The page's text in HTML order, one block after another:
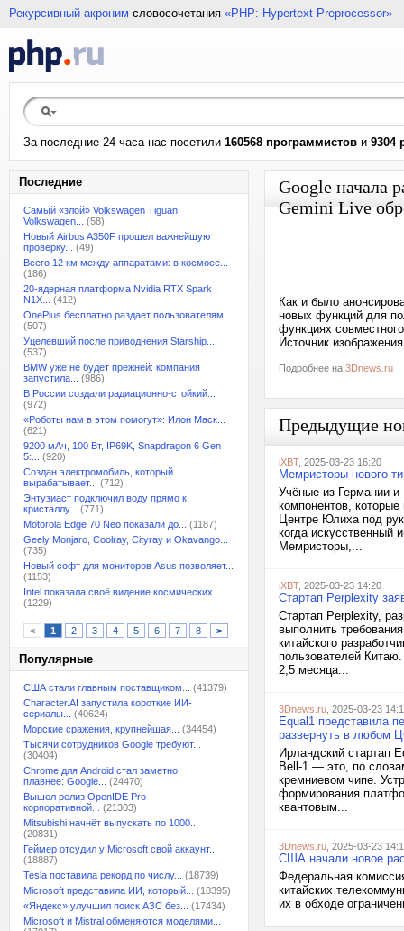
Рекурсивный акроним словосочетания «PHP: Hypertext Preprocessor»
За последние 24 часа нас посетили 160568 программистов и 9304
Последние
Самый «злой» Volkswagen Tiguan:
Volkswagen...
(58)
Новый Airbus A350F прошел важнейшую
проверку...
(49)
Всего 12 км между аппаратами: в космосе...
(186)
20-ядерная платформа Nvidia RTX Spark
N1X...
(412)
OnePlus бесплатно раздает пользователям...
(507)
Уцелевший после приводнения Starship...
(537)
BMW уже не будет прежней: компания
запустила...
(986)
В России создали радиационно-стойкий...
(972)
«Роботы нам в этом помогут»: Илон Маск...
(621)
9200 мАч, 100 Вт, IP69K, Snapdragon 6 Gen
5:...
(920)
Создан электромобиль, который
вырабатывает...
(712)
Энтузиаст подключил воду прямо к
кристаллу...
(771)
Motorola Edge 70 Neo показали до...
(1187)
Geely Monjaro, Coolray, Cityray и Okavango...
(735)
Новый софт для мониторов Asus позволяет...
(1153)
Intel показала своё видение космических...
(1229)
< 1 2 3 4 5 6 7 8 >
Популярные
США стали главным поставщиком...
(41379)
Character.AI запустила короткие ИИ-
сериалы...
(40624)
Морские сражения, крупнейшая...
(34454)
Тысячи сотрудников Google требуют...
(30404)
Chrome для Android стал заметно
плавнее: Google...
(24470)
Вышел релиз OpenIDE Pro —
корпоративной...
(21303)
Mitsubishi начнёт выпускать по 1000...
(20831)
Геймер отсудил у Microsoft свой аккаунт...
(18887)
Tesla поставила рекорд по числу...
(18739)
Microsoft представила ИИ, который...
(18395)
«Яндекс» улучшил поиск АЗС без...
(17434)
Microsoft и Mistral обменяются моделями...
Google начала
Gemini Live
Как и было
новых функций для
функциях
Источник
Подробнее на 3Dnews.ru
Предыдущие
iXBT, 2025-03-23 16:20
Мемристоры нового
Учёные из Германии
компонентов,
Центре Юлиха под
когда искусственный
Мемристоры,...
iXBT, 2025-03-23 14:20
Стартап Perplexity
Стартап Perplexity,
выполнить
китайского
пользователей
2,5 месяца...
3Dnews.ru , 2025-03-23
Equal1 представила
развернуть в любом
Ирландский стартап
Bell-1 — это, по
кремниевом чипе.
формирования
квантовым...
3Dnews.ru , 2025-03-23
США начали новое
Федеральная
китайских
их в обходе